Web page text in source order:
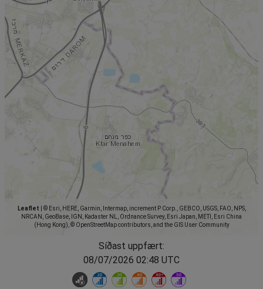
Leaflet
© Esri, HERE, Garmin, Intermap, increment P Corp., GEBCO, USGS, FAO, NPS,
NRCAN, GeoBase, IGN, Kadaster NL, Ordnance Survey, Esri Japan, METI, Esri China
(Hong Kong), © OpenStreetMap contributors, and the GIS User Community
Síðast uppfært:
08/07/2026 02:48 UTC